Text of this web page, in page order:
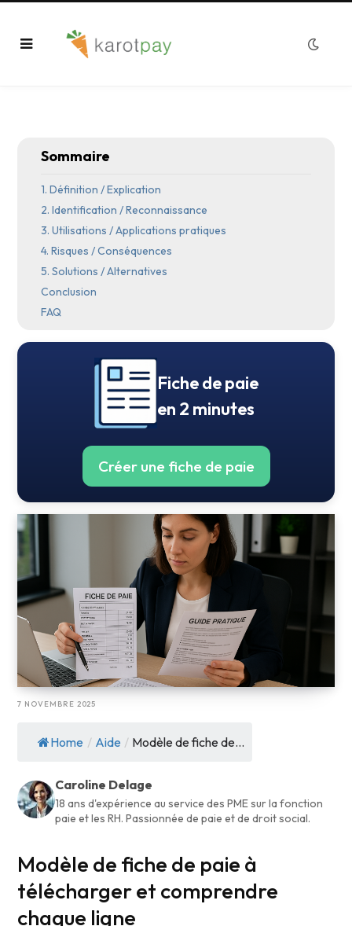
Sommaire
1. Définition / Explication
2. Identification / Reconnaissance
3. Utilisations / Applications pratiques
4. Risques / Conséquences
5. Solutions / Alternatives
Conclusion
FAQ
Fiche de paie
en 2 minutes
Créer une fiche de paie
Modèle de fiche de paie à
télécharger et comprendre
chaque ligne
7 NOVEMBRE 2025
Home / Aide / Modèle de fiche de...
Caroline Delage
18 ans d'expérience au service des PME sur la fonction
paie et les RH. Passionnée de paie et de droit social.